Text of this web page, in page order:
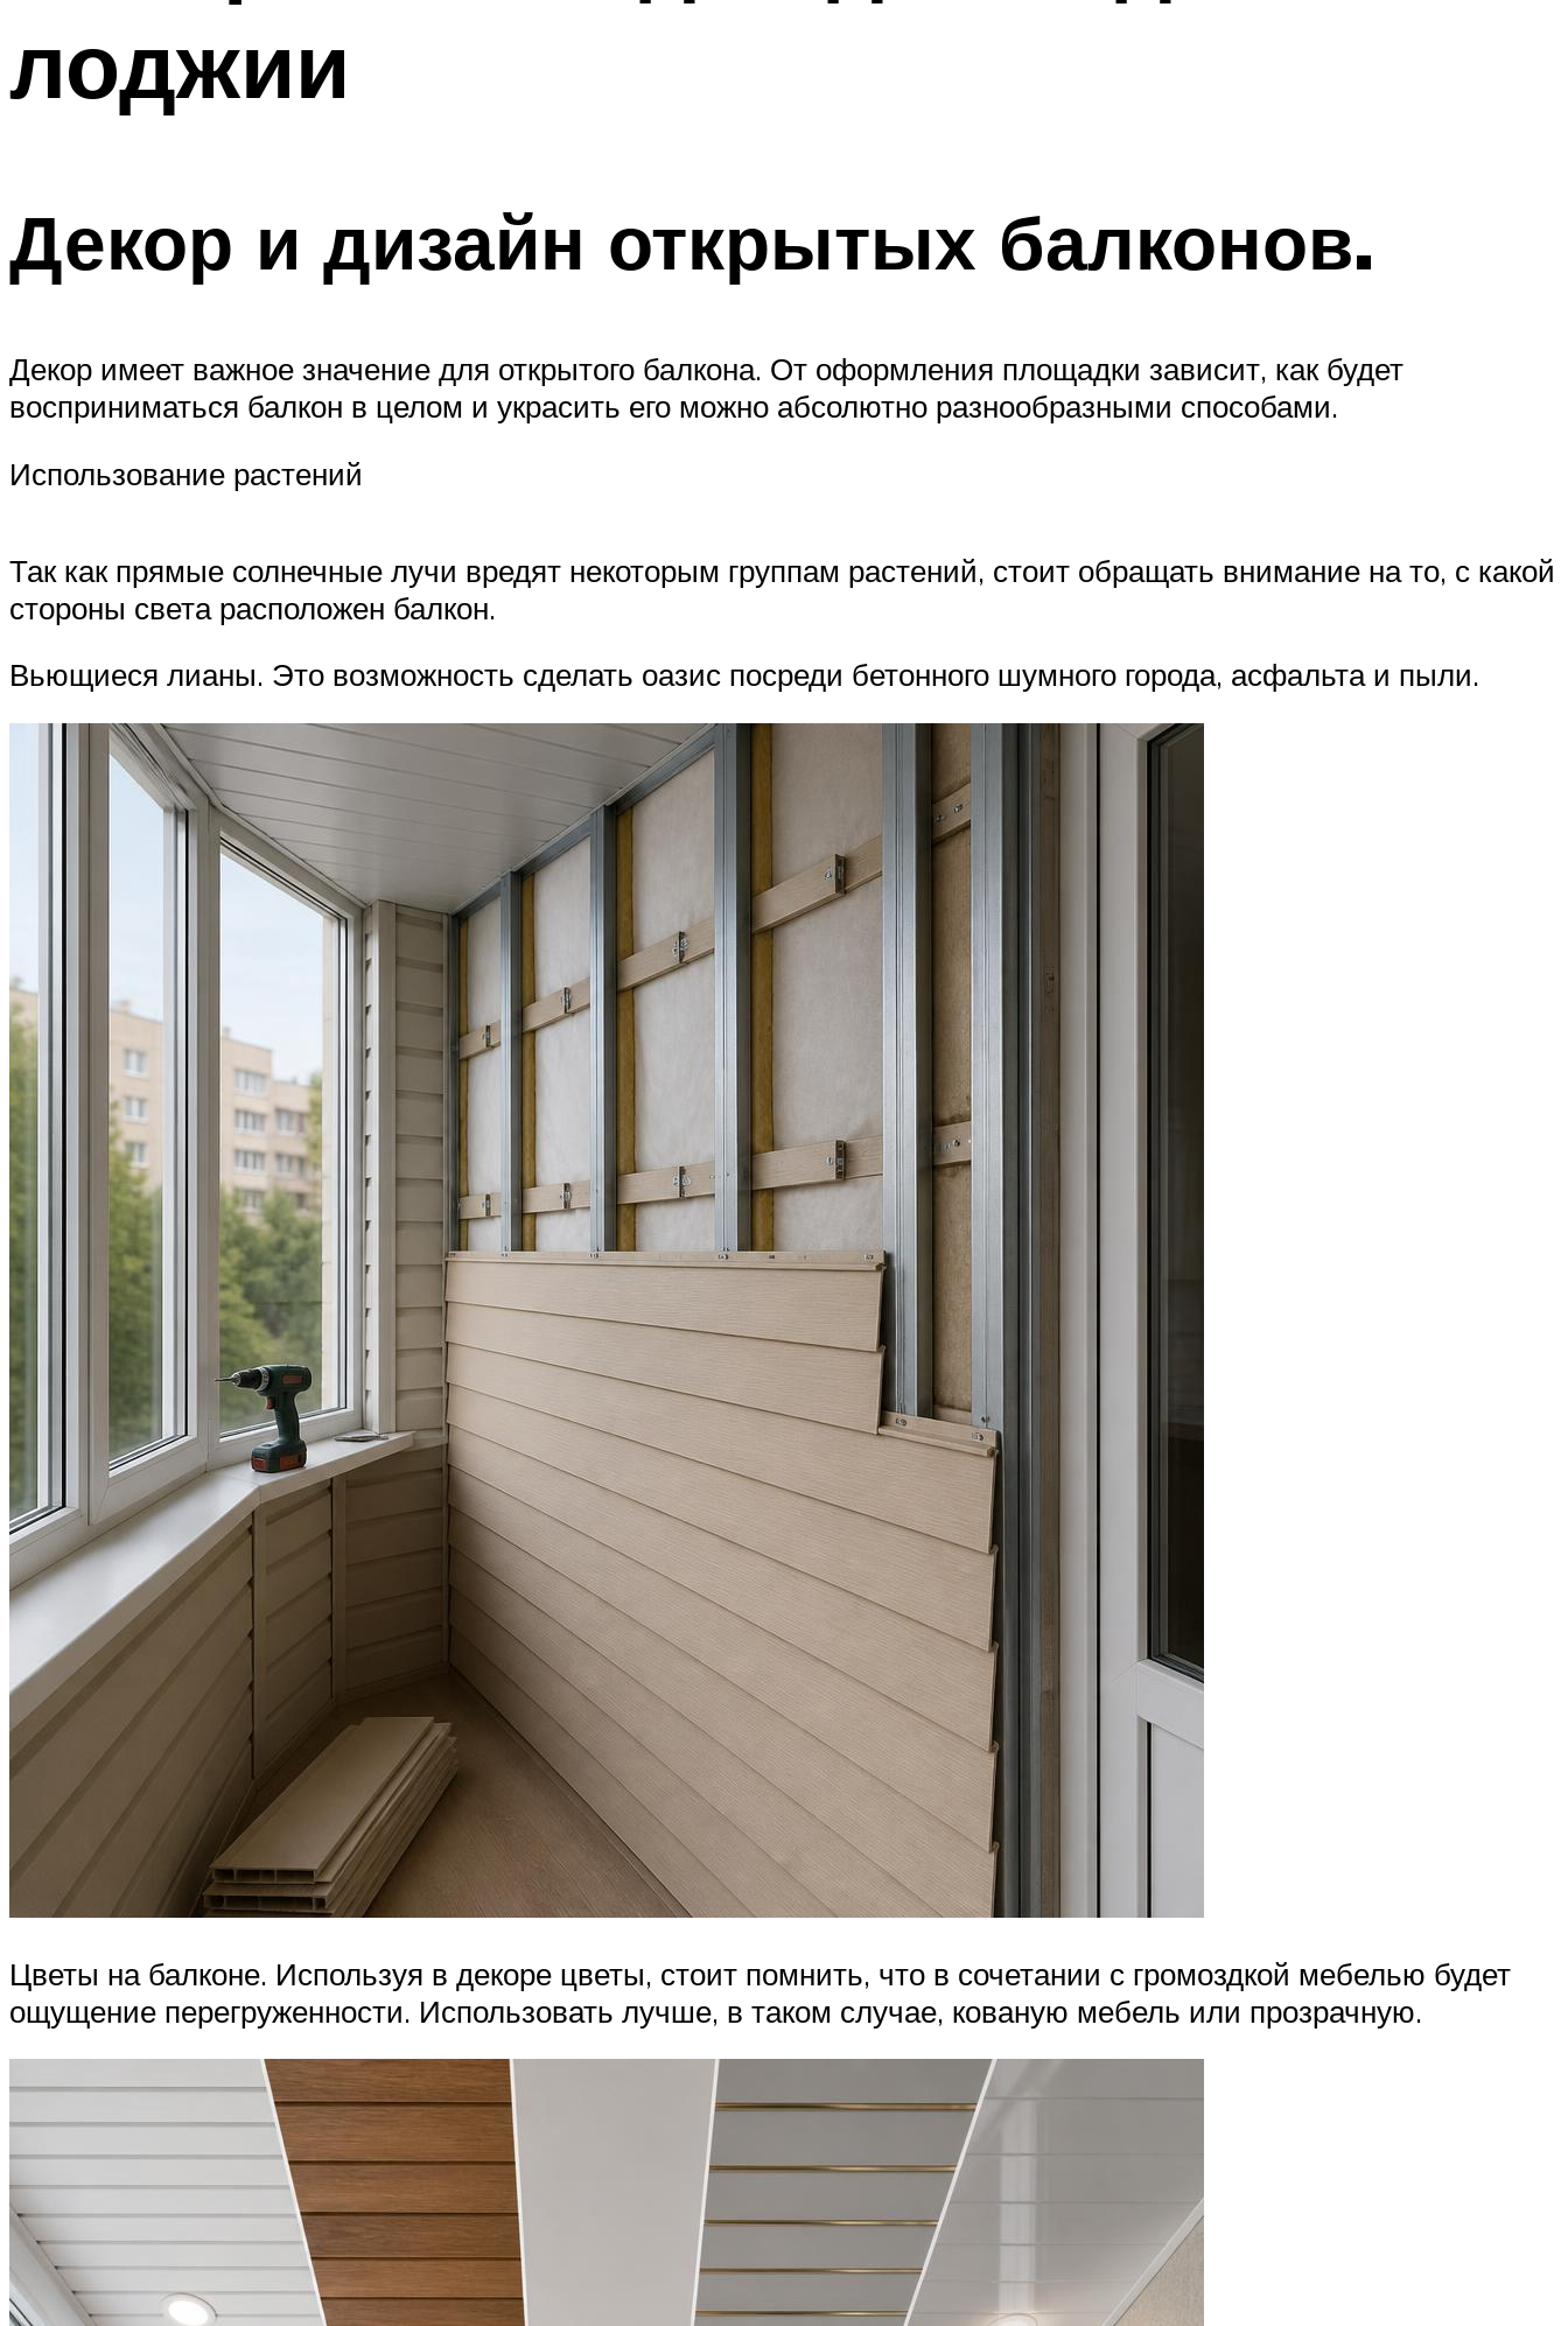
лоджии
Декор и дизайн открытых балконов.
Декор имеет важное значение для открытого балкона. От оформления площадки зависит, как будет
восприниматься балкон в целом и украсить его можно абсолютно разнообразными способами.
Использование растений
Так как прямые солнечные лучи вредят некоторым группам растений, стоит обращать внимание на то, с какой
стороны света расположен балкон.
Вьющиеся лианы. Это возможность сделать оазис посреди бетонного шумного города, асфальта и пыли.
Цветы на балконе. Используя в декоре цветы, стоит помнить, что в сочетании с громоздкой мебелью будет
ощущение перегруженности. Использовать лучше, в таком случае, кованую мебель или прозрачную.